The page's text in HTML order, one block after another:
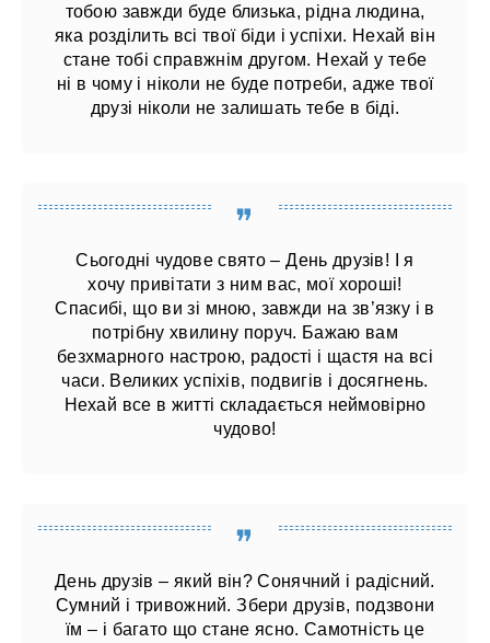
тобою завжди буде близька, рідна людина,
яка розділить всі твої біди і успіхи. Нехай він
стане тобі справжнім другом. Нехай у тебе
ні в чому і ніколи не буде потреби, адже твої
друзі ніколи не залишать тебе в біді.
Сьогодні чудове свято – День друзів! І я
хочу привітати з ним вас, мої хороші!
Спасибі, що ви зі мною, завжди на зв’язку і в
потрібну хвилину поруч. Бажаю вам
безхмарного настрою, радості і щастя на всі
часи. Великих успіхів, подвигів і досягнень.
Нехай все в житті складається неймовірно
чудово!
День друзів – який він? Сонячний і радісний.
Сумний і тривожний. Збери друзів, подзвони
їм – і багато що стане ясно. Самотність це